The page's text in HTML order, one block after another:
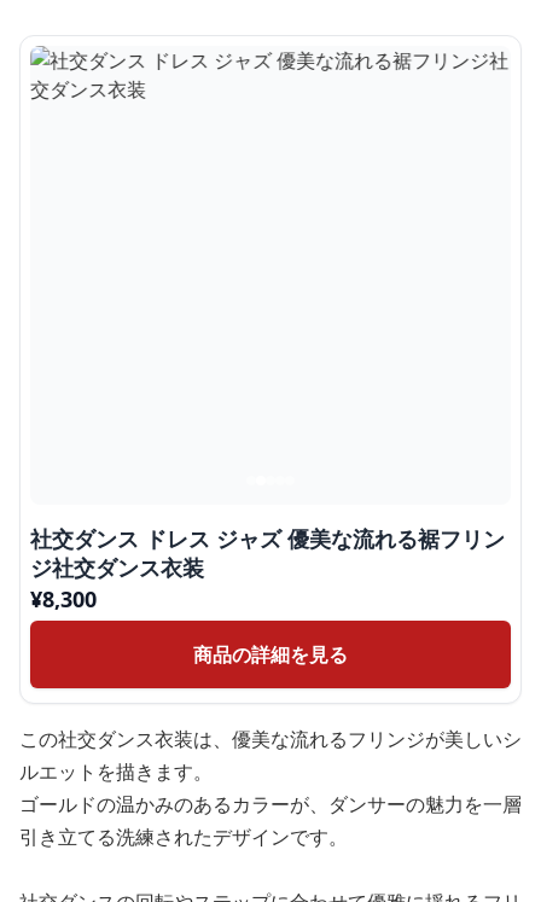
社交ダンス ドレス ジャズ 優美な流れる裾フリン
ジ社交ダンス衣装
¥8,300
商品の詳細を見る
この社交ダンス衣装は、優美な流れるフリンジが美しいシ
ルエットを描きます。
ゴールドの温かみのあるカラーが、ダンサーの魅力を一層
引き立てる洗練されたデザインです。